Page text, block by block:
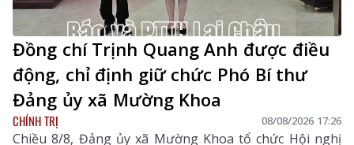
Đồng chí Trịnh Quang Anh được điều
động, chỉ định giữ chức Phó Bí thư
Đảng ủy xã Mường Khoa
CHÍNH TRỊ 08/08/2026 17:26
Chiều 8/8, Đảng ủy xã Mường Khoa tổ chức Hội nghị